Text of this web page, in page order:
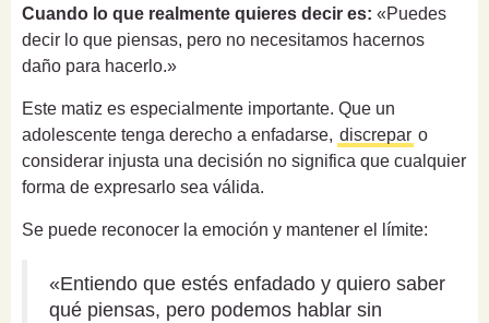
Cuando lo que realmente quieres decir es: «Puedes
decir lo que piensas, pero no necesitamos hacernos
daño para hacerlo.»
Este matiz es especialmente importante. Que un
adolescente tenga derecho a enfadarse, discrepar o
considerar injusta una decisión no significa que cualquier
forma de expresarlo sea válida.
Se puede reconocer la emoción y mantener el límite:
«Entiendo que estés enfadado y quiero saber
qué piensas, pero podemos hablar sin